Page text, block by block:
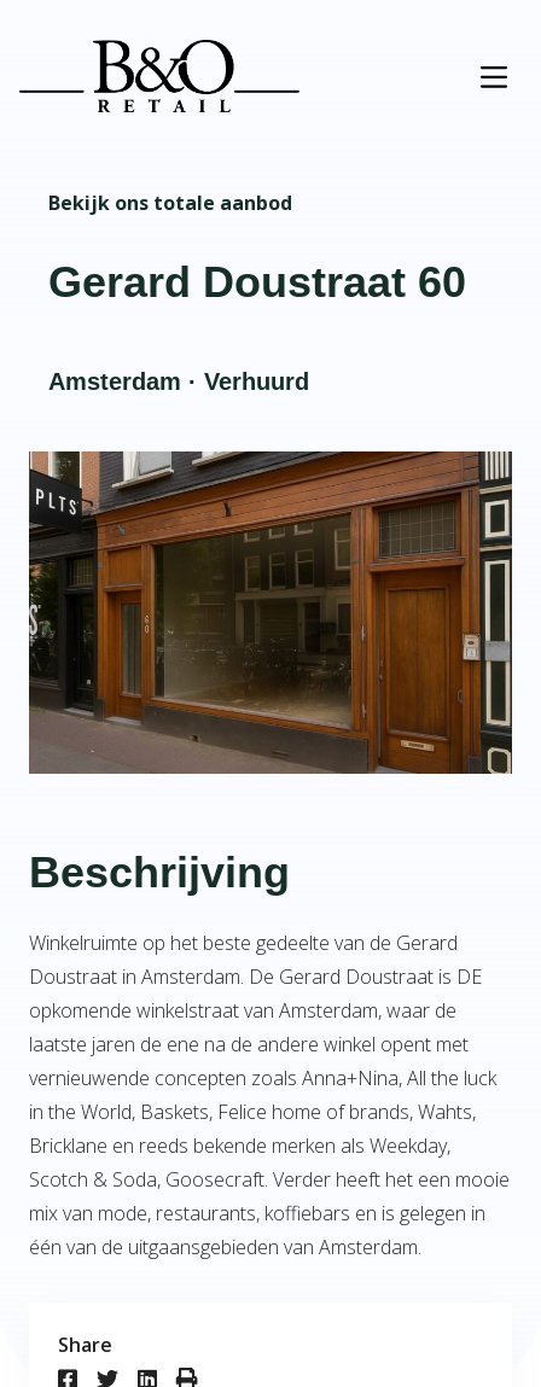
Bekijk ons totale aanbod
Gerard Doustraat 60
Amsterdam · Verhuurd
Beschrijving
Winkelruimte op het beste gedeelte van de Gerard
Doustraat in Amsterdam. De Gerard Doustraat is DE
opkomende winkelstraat van Amsterdam, waar de
laatste jaren de ene na de andere winkel opent met
vernieuwende concepten zoals Anna+Nina, All the luck
in the World, Baskets, Felice home of brands, Wahts,
Bricklane en reeds bekende merken als Weekday,
Scotch & Soda, Goosecraft. Verder heeft het een mooie
mix van mode, restaurants, koffiebars en is gelegen in
één van de uitgaansgebieden van Amsterdam.
Share